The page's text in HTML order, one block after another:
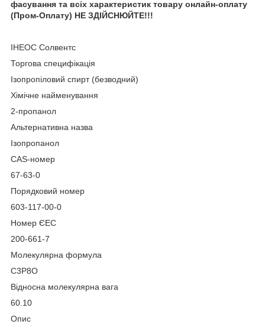
фасування та всіх характеристик товару онлайн-оплату
(Пром-Оплату) НЕ ЗДІЙСНЮЙТЕ!!!
ІНЕОС Солвентс
Торгова специфікація
Ізопропіловий спирт (безводний)
Хімічне найменування
2-пропанол
Альтернативна назва
Ізопропанол
CAS-номер
67-63-0
Порядковий номер
603-117-00-0
Номер ЄЕС
200-661-7
Молекулярна формула
С3Р8О
Відносна молекулярна вага
60.10
Опис